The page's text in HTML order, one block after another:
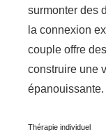
surmonter des
la connexion
couple offre
construire une
épanouissante.
Thérapie individuel